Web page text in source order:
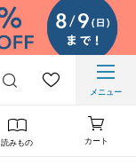
メニュー
読みもの カート